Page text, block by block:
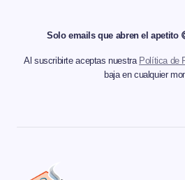
Solo emails que abren el apetito
Al suscribirte aceptas nuestra Política de
baja en cualquier